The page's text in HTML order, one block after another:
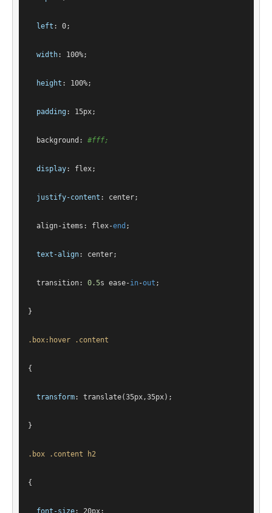
left : 0;
width: 100%;
height : 100%;
padding: 15px;
background : #fff;
display: flex;
justify-content : center;
align-items : flex-end ;
text-align: center;
transition: 0.5s ease-in-out ;
}
.box:hover .content
{
transform: translate(35px,35px);
}
.box .content h2
{
font-size: 20px;